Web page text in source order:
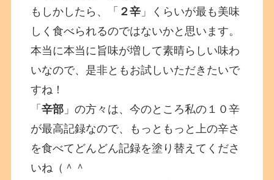
もしかしたら、「 ２辛 」くらいが最も美味
しく食べられるのではないかと思います。
本当に本当に旨味が増して素晴らしい味わ
いなので、是非ともお試しいただきたいで
すね！
「辛部 」の方々は、今のところ私の１０辛
が最高記録なので、もっともっと上の辛さ
を食べてどんどん記録を塗り替えてくださ
いね（＾＾